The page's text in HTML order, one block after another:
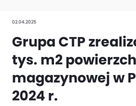
02.04.2025
Grupa CTP
tys. m2
magazynowej w
2024 r.